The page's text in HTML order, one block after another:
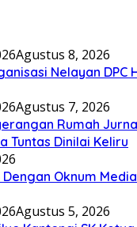
Agustus 8, 2026
Nelayan DPC
Agustus 7, 2026
Rumah
Tuntas Dinilai Keliru
Dengan Oknum
Agustus 5, 2026